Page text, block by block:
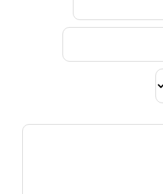
است. این دارو را می‌توان همراه با غذا